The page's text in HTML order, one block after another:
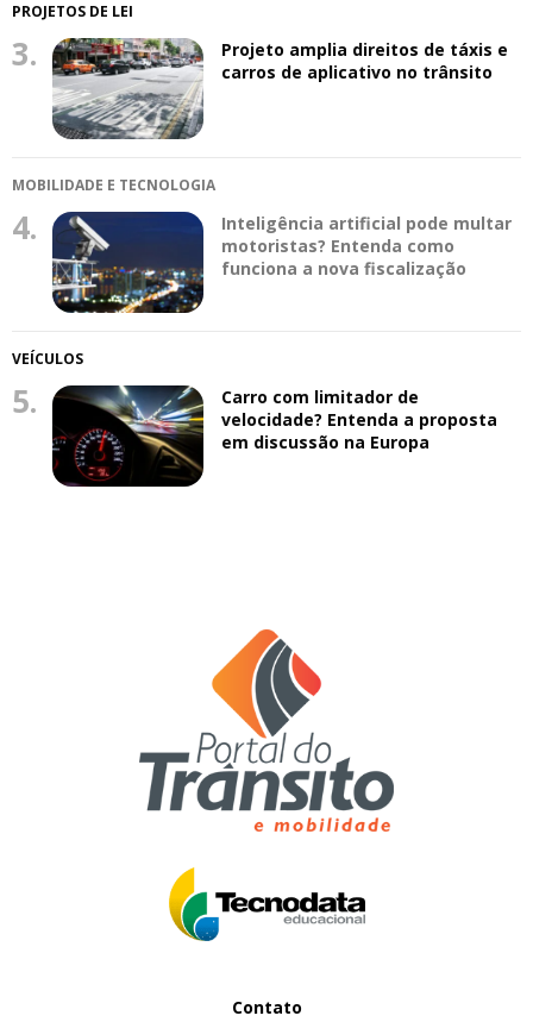
PROJETOS DE LEI
3.
Projeto amplia direitos de táxis e
carros de aplicativo no trânsito
MOBILIDADE E TECNOLOGIA
4.
Inteligência artificial pode multar
motoristas? Entenda como
funciona a nova fiscalização
VEÍCULOS
5.
Carro com limitador de
velocidade? Entenda a proposta
em discussão na Europa
Contato